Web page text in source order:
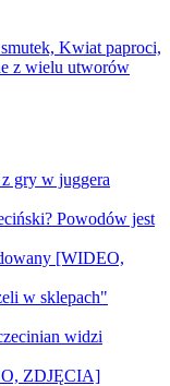
Kwiat paproci,
z wielu utworów
gry w juggera
Powodów jest
[WIDEO,
w sklepach"
widzi
ZDJĘCIA]